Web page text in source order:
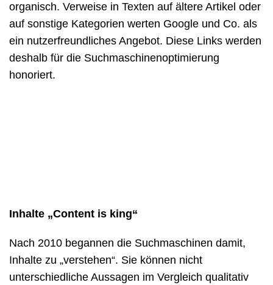
organisch. Verweise in Texten auf ältere Artikel oder
auf sonstige Kategorien werten Google und Co. als
ein nutzerfreundliches Angebot. Diese Links werden
deshalb für die Suchmaschinenoptimierung
honoriert.
Inhalte „Content is king“
Nach 2010 begannen die Suchmaschinen damit,
Inhalte zu „verstehen“. Sie können nicht
unterschiedliche Aussagen im Vergleich qualitativ